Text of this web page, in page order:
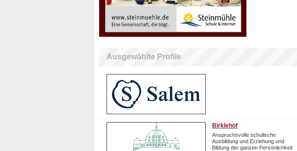
Ausgewählte Profile
Birklehof
Anspruchsvolle schulische
Ausbildung und Erziehung und
Bildung der ganzen Persönlichkeit